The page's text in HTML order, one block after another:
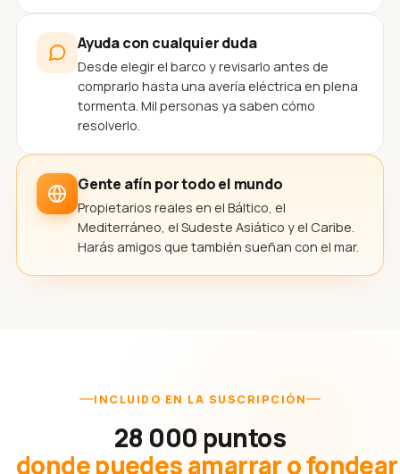
Ayuda con cualquier duda
Desde elegir el barco y revisarlo antes de
comprarlo hasta una avería eléctrica en plena
tormenta. Mil personas ya saben cómo
resolverlo.
Gente afín por todo el mundo
Propietarios reales en el Báltico, el
Mediterráneo, el Sudeste Asiático y el Caribe.
Harás amigos que también sueñan con el mar.
INCLUIDO EN LA SUSCRIPCIÓN
28 000 puntos
donde puedes amarrar o fondear